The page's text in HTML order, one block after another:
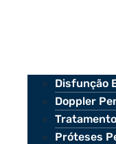
Disfunção
Doppler
Próteses